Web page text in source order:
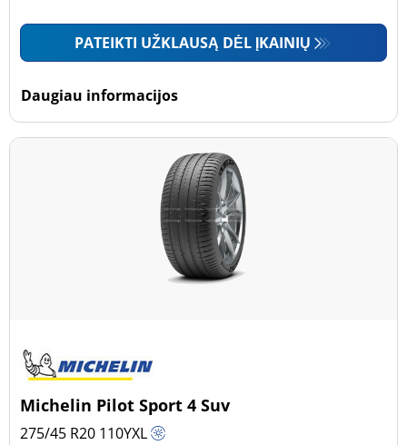
PATEIKTI UŽKLAUSĄ DĖL ĮKAINIŲ
Daugiau informacijos
Michelin Pilot Sport 4 Suv
275/45 R20 110YXL